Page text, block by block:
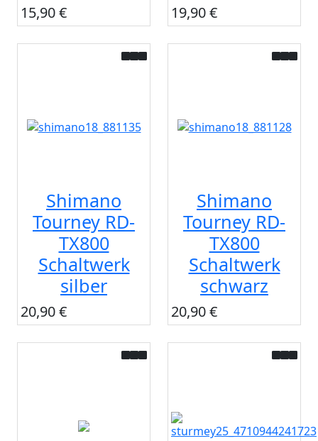
15,90 € 19,90 €
Shimano
Tourney RD-
TX800
Schaltwerk
silber
20,90 €
Shimano
Tourney RD-
TX800
Schaltwerk
schwarz
20,90 €